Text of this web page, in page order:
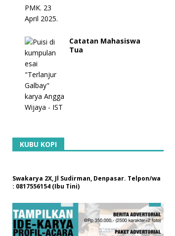
Catatan Mahasiswa
Tua
KUBU KOPI
Swakarya 2X, Jl Sudirman, Denpasar. Telpon/wa
: 0817556154 (Ibu Tini)